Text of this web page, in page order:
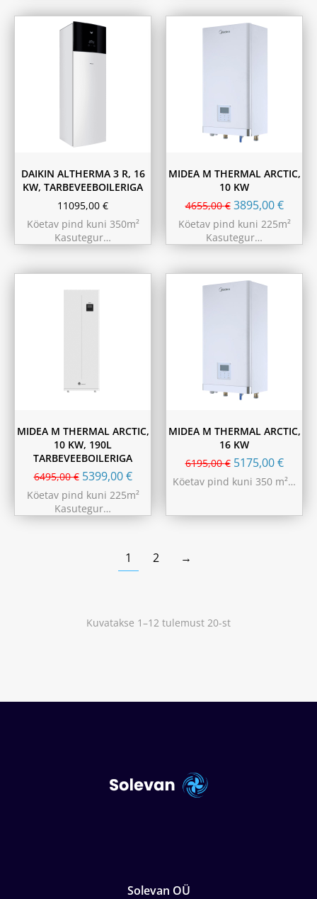
230L
DAIKIN ALTHERMA 3 R, 16
KW, TARBEVEEBOILERIGA
11095,00 €
Köetav pind kuni 350m²
Kasutegur…
MIDEA M THERMAL ARCTIC,
10 KW
4655,00€ 3895,00€
Köetav pind kuni 225m²
Kasutegur…
MIDEA M THERMAL ARCTIC,
10 KW, 190L
TARBEVEEBOILERIGA
6495,00€ 5399,00€
Köetav pind kuni 225m²
Kasutegur…
MIDEA M THERMAL ARCTIC,
16 KW
6195,00€ 5175,00€
Köetav pind kuni 350 m²…
1 2 →
Kuvatakse 1–12 tulemust 20-st
Solevan OÜ